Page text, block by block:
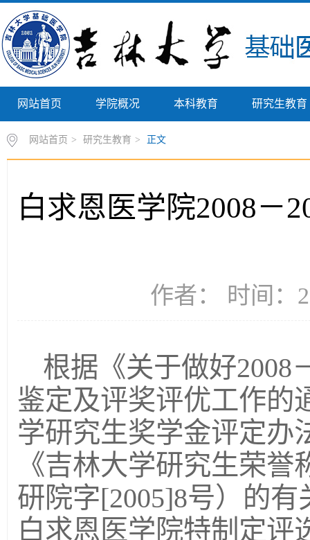
网站首页 学院概况 本科教育 研究生教育
网站首页 > 研究生教育 > 正文
白求恩医学院2008－
作者： 时间：
根据《关于做好2008
鉴定及评奖评优工作的
学研究生奖学金评定办
《吉林大学研究生荣
研院字[2005]8号）的
白求恩医学院特制定评